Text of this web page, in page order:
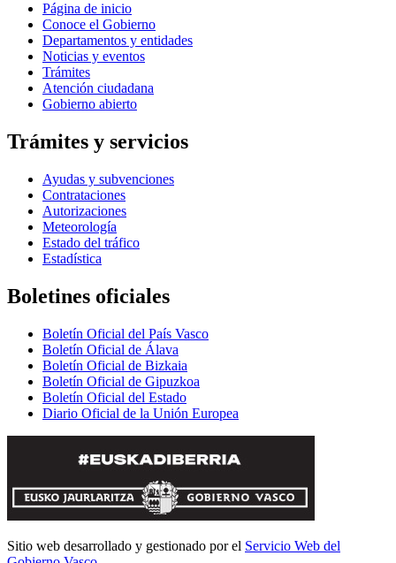
Página de inicio
Conoce el Gobierno
Departamentos y entidades
Noticias y eventos
Trámites
Atención ciudadana
Gobierno abierto
Trámites y servicios
Ayudas y subvenciones
Contrataciones
Autorizaciones
Meteorología
Estado del tráfico
Estadística
Boletines oficiales
Boletín Oficial del País Vasco
Boletín Oficial de Álava
Boletín Oficial de Bizkaia
Boletín Oficial de Gipuzkoa
Boletín Oficial del Estado
Diario Oficial de la Unión Europea
Sitio web desarrollado y gestionado por el Servicio Web del